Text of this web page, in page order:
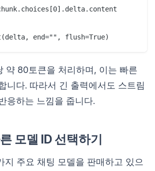
약 80토큰을 처리하며, 이는 빠른
니다. 따라서 긴 출력에서도 스트림
응하는 느낌을 줍니다.
모델 ID 선택하기
지 주요 채팅 모델을 판매하고 있으